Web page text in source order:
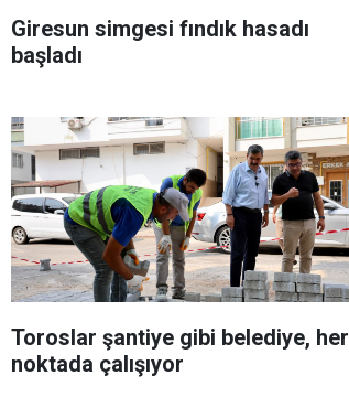
Giresun simgesi fındık hasadı
başladı
Toroslar şantiye gibi belediye, her
noktada çalışıyor